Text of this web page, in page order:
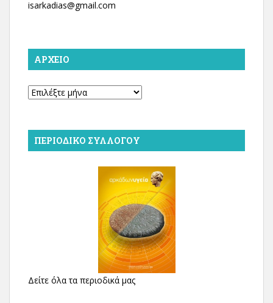
isarkadias@gmail.com
ΑΡΧΕΊΟ
Αρχείο
ΠΕΡΙΟΔΙΚΌ ΣΥΛΛΌΓΟΥ
Δείτε όλα τα περιοδικά μας